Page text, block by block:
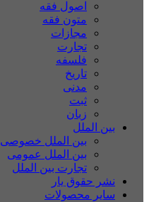
اصول فقه
متون فقه
مجازات
تجارت
فلسفه
تاریخ
مدنی
ثبت
زبان
بین الملل
بین الملل خصوصی
بین الملل عمومی
تجارت بین الملل
نشر حقوق یار
سایر محصولات